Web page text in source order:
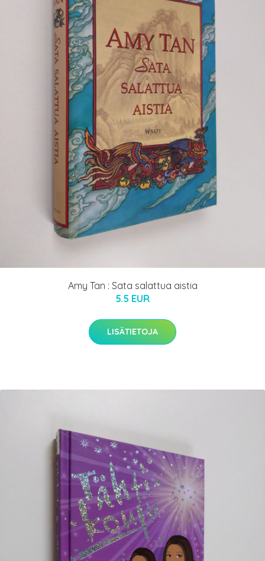
Amy Tan : Sata salattua aistia
5.5 EUR
LISÄTIETOJA